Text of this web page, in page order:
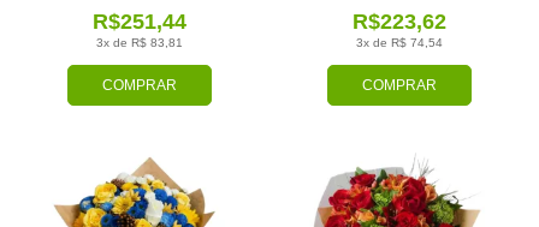
COMPRAR
3x de R$ 83,81
R$251,44
COMPRAR
3x de R$ 74,54
R$223,62